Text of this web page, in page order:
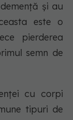
și au
este o
pierderea
semn de
cu corpi
tipuri de